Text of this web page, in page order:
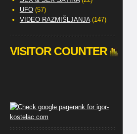
UFO(57)
VIDEO RAZMIŠLJANJA(147)
VISITOR COUNTER